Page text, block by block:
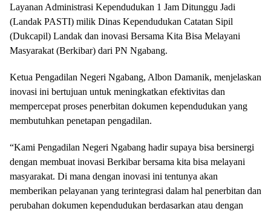
Layanan Administrasi Kependudukan 1 Jam Ditunggu Jadi
(Landak PASTI) milik Dinas Kependudukan Catatan Sipil
(Dukcapil) Landak dan inovasi Bersama Kita Bisa Melayani
Masyarakat (Berkibar) dari PN Ngabang.
Ketua Pengadilan Negeri Ngabang, Albon Damanik, menjelaskan
inovasi ini bertujuan untuk meningkatkan efektivitas dan
mempercepat proses penerbitan dokumen kependudukan yang
membutuhkan penetapan pengadilan.
“Kami Pengadilan Negeri Ngabang hadir supaya bisa bersinergi
dengan membuat inovasi Berkibar bersama kita bisa melayani
masyarakat. Di mana dengan inovasi ini tentunya akan
memberikan pelayanan yang terintegrasi dalam hal penerbitan dan
perubahan dokumen kependudukan berdasarkan atau dengan